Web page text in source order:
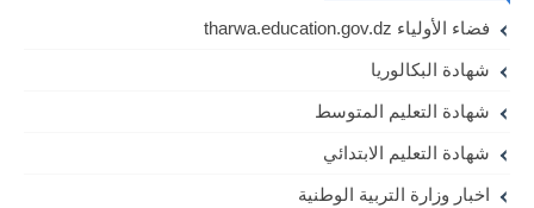
فضاء الأولياء tharwa.education.gov.dz
شهادة البكالوريا
شهادة التعليم المتوسط
شهادة التعليم الابتدائي
اخبار وزارة التربية الوطنية